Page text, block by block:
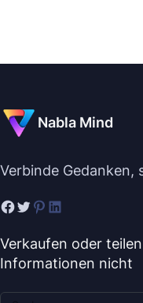
Nabla Mind
Verbinde
Verkaufen oder
Informationen nicht